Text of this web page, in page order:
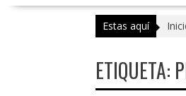
Estas aquí
ETIQUETA: